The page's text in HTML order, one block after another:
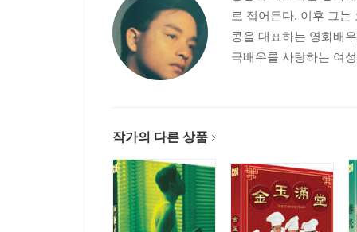
로 접어든다. 이후 그
콩을 대표하는 영화배
극배우를 사랑하는 여
작가의 다른 상품